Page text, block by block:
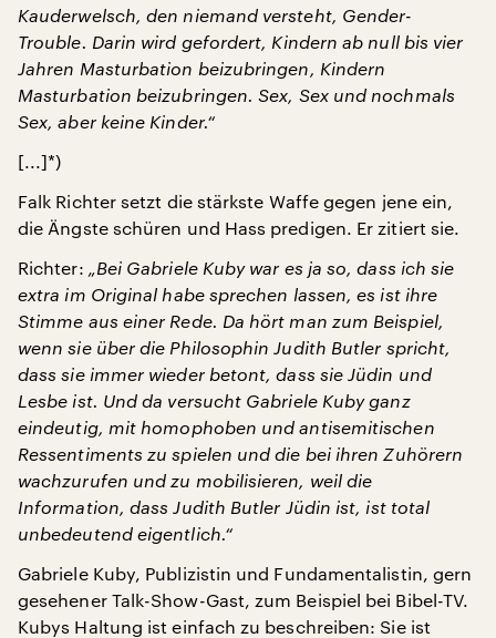
Kauderwelsch, den niemand versteht, Gender-
Trouble. Darin wird gefordert, Kindern ab null bis vier
Jahren Masturbation beizubringen, Kindern
Masturbation beizubringen. Sex, Sex und nochmals
Sex, aber keine Kinder.“
[...]*)
Falk Richter setzt die stärkste Waffe gegen jene ein,
die Ängste schüren und Hass predigen. Er zitiert sie.
Richter: „Bei Gabriele Kuby war es ja so, dass ich sie
extra im Original habe sprechen lassen, es ist ihre
Stimme aus einer Rede. Da hört man zum Beispiel,
wenn sie über die Philosophin Judith Butler spricht,
dass sie immer wieder betont, dass sie Jüdin und
Lesbe ist. Und da versucht Gabriele Kuby ganz
eindeutig, mit homophoben und antisemitischen
Ressentiments zu spielen und die bei ihren Zuhörern
wachzurufen und zu mobilisieren, weil die
Information, dass Judith Butler Jüdin ist, ist total
unbedeutend eigentlich.“
Gabriele Kuby, Publizistin und Fundamentalistin, gern
gesehener Talk-Show-Gast, zum Beispiel bei Bibel-TV.
Kubys Haltung ist einfach zu beschreiben: Sie ist